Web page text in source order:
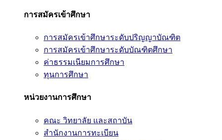
การสมัครเข้าศึกษา
การสมัครเข้าศึกษาระดับปริญญาบัณฑิต
การสมัครเข้าศึกษาระดับบัณฑิตศึกษา
ค่าธรรมเนียมการศึกษา
ทุนการศึกษา
หน่วยงานการศึกษา
คณะ วิทยาลัย และสถาบัน
สำนักงานการทะเบียน